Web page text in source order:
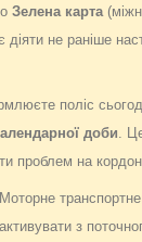
Зелена карта
діяти не раніше
поліс
доби.
проблем на
з